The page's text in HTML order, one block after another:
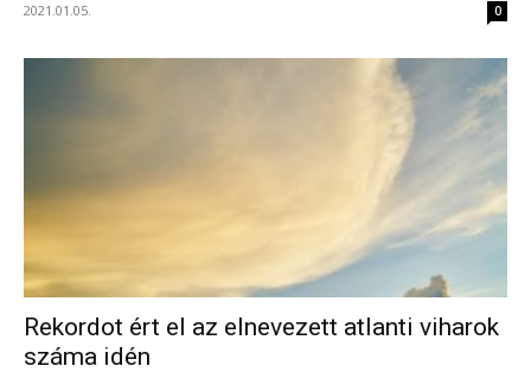
2021.01.05. 0
Rekordot ért el az elnevezett atlanti viharok
száma idén